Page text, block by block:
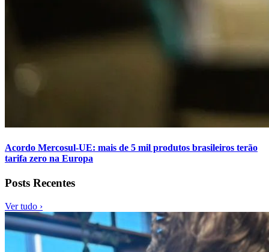
Acordo Mercosul-UE: mais de 5 mil produtos brasileiros terão
tarifa zero na Europa
Posts Recentes
Ver tudo ›